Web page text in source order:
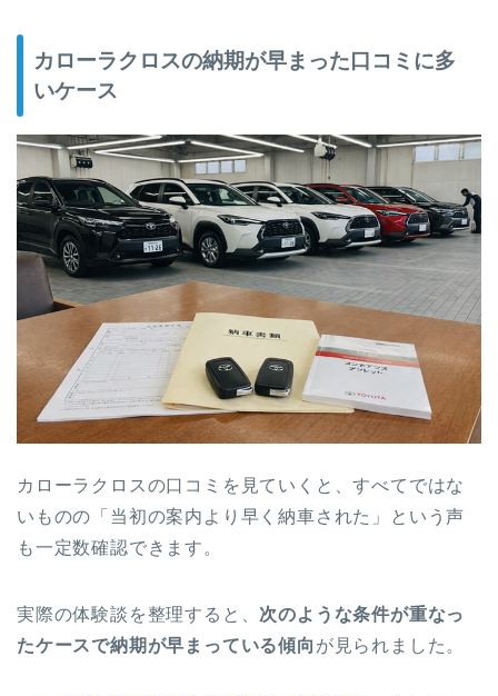
カローラクロスの納期が早まった口コミに多
いケース
カローラクロスの口コミを見ていくと、すべてではな
いものの「当初の案内より早く納車された」という声
も一定数確認できます。
実際の体験談を整理すると、 次のような条件が重なっ
たケースで納期が早まっている傾向 が見られました。